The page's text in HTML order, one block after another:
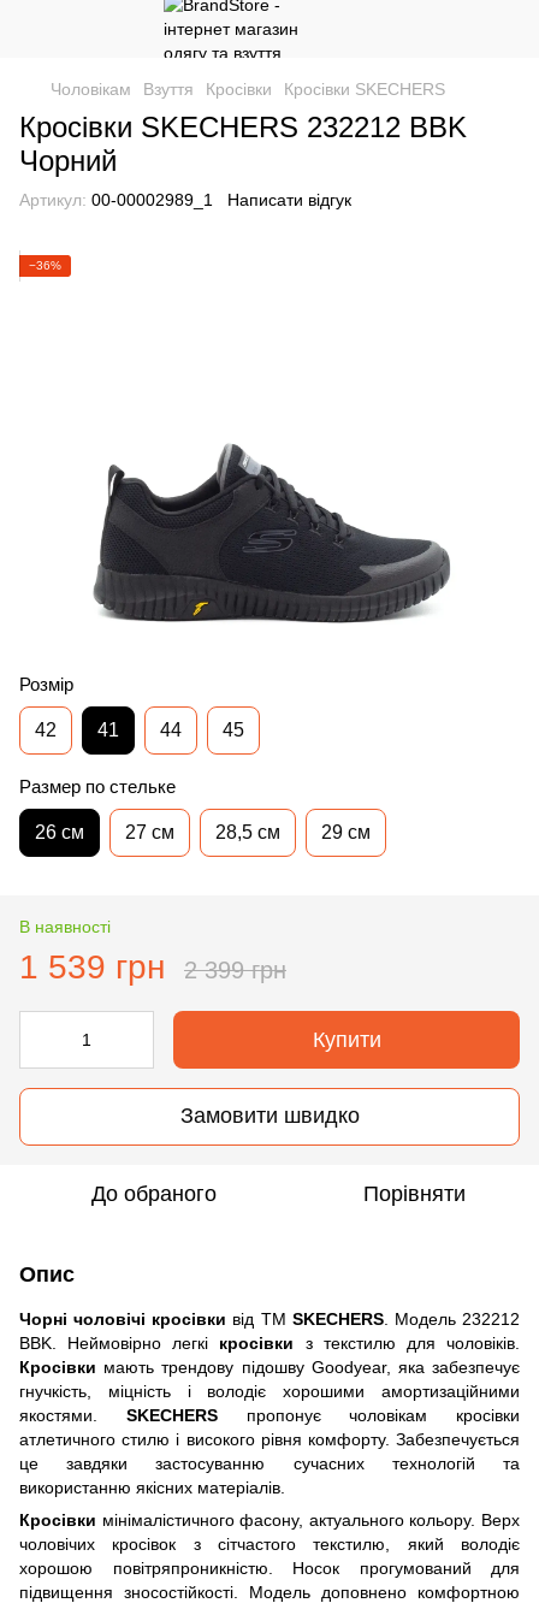
Чоловікам Взуття Кросівки Кросівки SKECHERS
Кросівки SKECHERS 232212 BBK
Чорний
Артикул: 00-00002989_1 Написати відгук
−36%
Розмір
42 41 44 45
Размер по стельке
26 см 27 см 28,5 см 29 см
В наявності
1 539 грн 2 399 грн
Купити
Замовити швидко
До обраного Порівняти
Опис
Чорні чоловічі кросівки від ТМ SKECHERS. Модель 232212
BBK. Неймовірно легкі кросівки з текстилю для чоловіків.
Кросівки мають трендову підошву Goodyear, яка забезпечує
гнучкість, міцність і володіє хорошими амортизаційними
якостями. SKECHERS пропонує чоловікам кросівки
атлетичного стилю і високого рівня комфорту. Забезпечується
це завдяки застосуванню сучасних технологій та
використанню якісних матеріалів.
Кросівки мінімалістичного фасону, актуального кольору. Верх
чоловічих кросівок з сітчастого текстилю, який володіє
хорошою повітряпроникністю. Носок прогумований для
підвищення зносостійкості. Модель доповнено комфортною